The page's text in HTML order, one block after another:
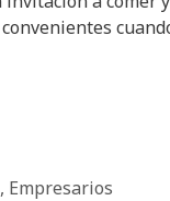
, Empresarios